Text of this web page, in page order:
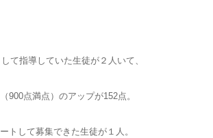
て指導していた生徒が２人いて、
900点満点）のアップが152点。
トして募集できた生徒が１人。